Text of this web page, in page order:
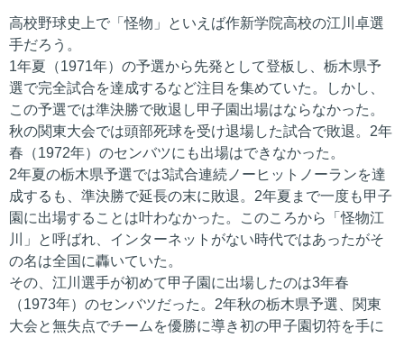
高校野球史上で「怪物」といえば作新学院高校の江川卓選
手だろう。
1年夏（1971年）の予選から先発として登板し、栃木県予
選で完全試合を達成するなど注目を集めていた。しかし、
この予選では準決勝で敗退し甲子園出場はならなかった。
秋の関東大会では頭部死球を受け退場した試合で敗退。2年
春（1972年）のセンバツにも出場はできなかった。
2年夏の栃木県予選では3試合連続ノーヒットノーランを達
成するも、準決勝で延長の末に敗退。2年夏まで一度も甲子
園に出場することは叶わなかった。このころから「怪物江
川」と呼ばれ、インターネットがない時代ではあったがそ
の名は全国に轟いていた。
その、江川選手が初めて甲子園に出場したのは3年春
（1973年）のセンバツだった。2年秋の栃木県予選、関東
大会と無失点でチームを優勝に導き初の甲子園切符を手に